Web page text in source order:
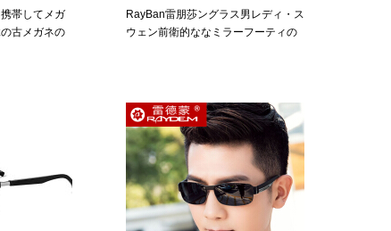
帯してメガ
古メガネの
RayBan雷朋莎ングラス男レディ・ス
ウェン前衛的ななミラーフーティの